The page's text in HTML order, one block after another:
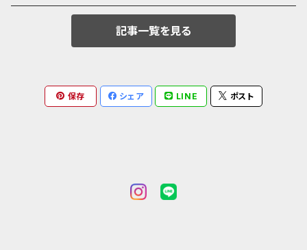
記事一覧を見る
保存 シェア LINE ポスト